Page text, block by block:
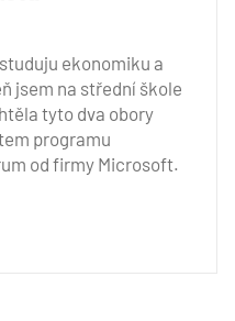
ekonomiku a
jsem na střední škole
tyto dva obory
programu
od firmy Microsoft.